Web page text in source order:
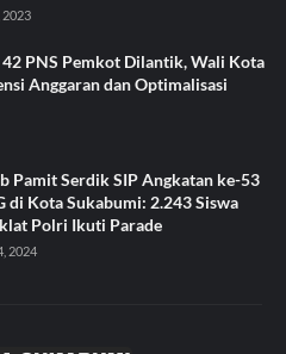
2023
42 PNS Pemkot Dilantik, Wali Kota
Anggaran dan Optimalisasi
Pamit Serdik SIP Angkatan ke-53
di Kota Sukabumi: 2.243 Siswa
Polri Ikuti Parade
2024